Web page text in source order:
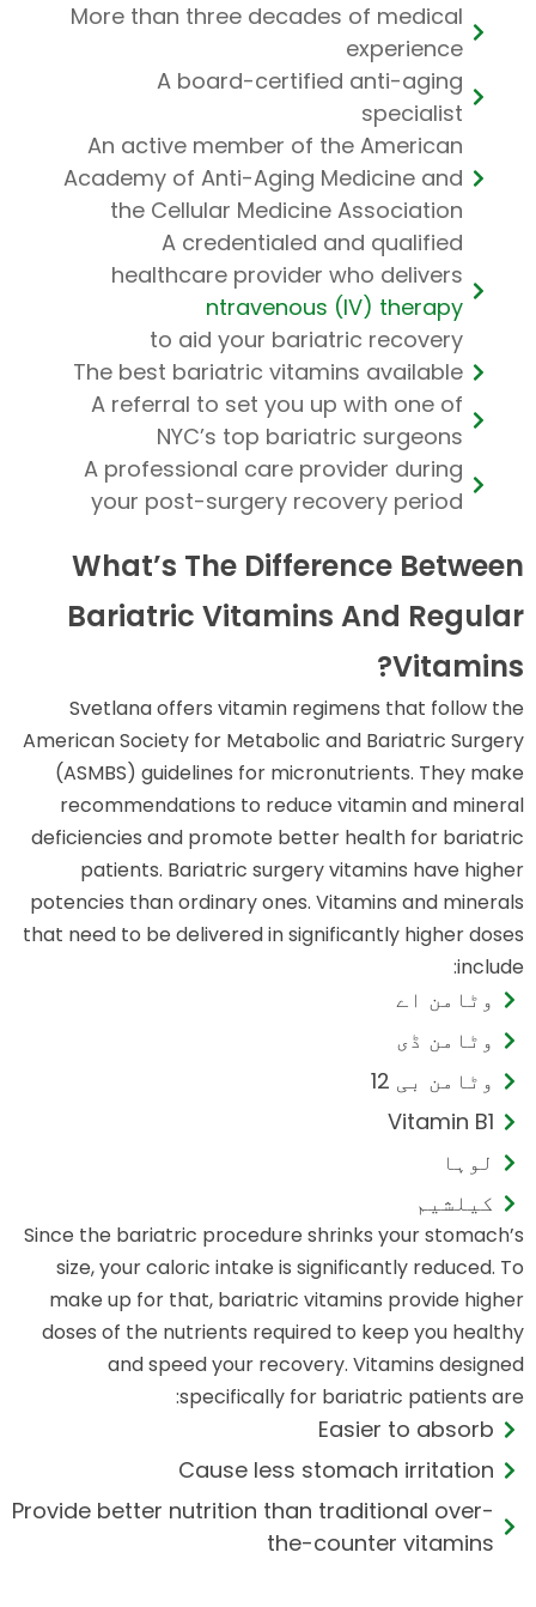
More than three decades of medical
experience
A board-certified anti-aging
specialist
An active member of the American
Academy of Anti-Aging Medicine and
the Cellular Medicine Association
A credentialed and qualified
healthcare provider who delivers
ntravenous (IV) therapy
to aid your bariatric recovery
The best bariatric vitamins available
A referral to set you up with one of
NYC’s top bariatric surgeons
A professional care provider during
your post-surgery recovery period
What’s The Difference Between
Bariatric Vitamins And Regular
Vitamins?
Svetlana offers vitamin regimens that follow the
American Society for Metabolic and Bariatric Surgery
(ASMBS) guidelines for micronutrients. They make
recommendations to reduce vitamin and mineral
deficiencies and promote better health for bariatric
patients. Bariatric surgery vitamins have higher
potencies than ordinary ones. Vitamins and minerals
that need to be delivered in significantly higher doses
include:
وٹامن اے
وٹامن ڈی
وٹامن بی 12
Vitamin B1
لوہا
کیلشیم
Since the bariatric procedure shrinks your stomach’s
size, your caloric intake is significantly reduced. To
make up for that, bariatric vitamins provide higher
doses of the nutrients required to keep you healthy
and speed your recovery. Vitamins designed
specifically for bariatric patients are:
Easier to absorb
Cause less stomach irritation
Provide better nutrition than traditional over-
the-counter vitamins